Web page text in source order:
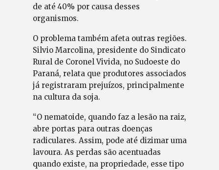
de até 40% por causa desses
organismos.
O problema também afeta outras regiões.
Silvio Marcolina, presidente do Sindicato
Rural de Coronel Vivida, no Sudoeste do
Paraná, relata que produtores associados
já registraram prejuízos, principalmente
na cultura da soja.
“O nematoide, quando faz a lesão na raiz,
abre portas para outras doenças
radiculares. Assim, pode até dizimar uma
lavoura. As perdas são acentuadas
quando existe, na propriedade, esse tipo